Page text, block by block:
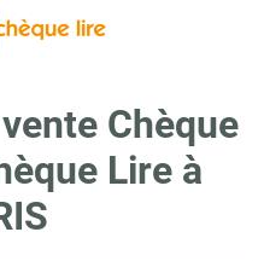
Chèque
Lire à